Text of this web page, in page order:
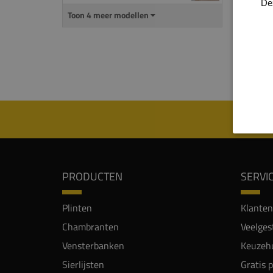
Toon 4 meer modellen
Let
PRODUCTEN
Plinten
Chambranten
Vensterbanken
Sierlijsten
Gratis